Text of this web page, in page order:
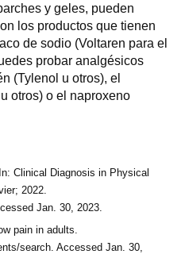
y geles, pueden
los productos que tienen
de sodio (Voltaren para el
probar analgésicos
(Tylenol u otros), el
otros) o el naproxeno
Clinical Diagnosis in Physical
2022.
Jan. 30, 2023.
pain in adults.
search. Accessed Jan. 30,